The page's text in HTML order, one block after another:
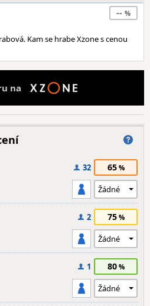
--
Kam se hrabe Xzone s cenou
na
32 65
2 75
1 80